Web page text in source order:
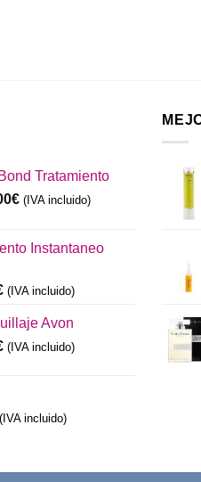
Tratamiento
€El
es:
(IVA incluido)
Instantaneo
El
actual
es:
(IVA incluido)
Avon
El
28,50€.
(IVA incluido)
(IVA incluido)